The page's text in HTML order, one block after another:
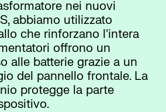
nei nuovi
abbiamo utilizzato
che rinforzano l'intera
offrono un
alle batterie grazie a un
del pannello frontale. La
protegge la parte